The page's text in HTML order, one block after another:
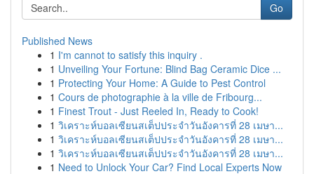
Go
Published News
1 I'm cannot to satisfy this inquiry .
1 Unveiling Your Fortune: Blind Bag Ceramic Dice ...
1 Protecting Your Home: A Guide to Pest Control
1 Cours de photographie à la ville de Fribourg...
1 Finest Trout - Just Reeled In, Ready to Cook!
1 วิเคราะห์บอลเซียนสเต็ปประจำวันอังคารที่ 28 เมษา...
1 วิเคราะห์บอลเซียนสเต็ปประจำวันอังคารที่ 28 เมษา...
1 วิเคราะห์บอลเซียนสเต็ปประจำวันอังคารที่ 28 เมษา...
1 Need to Unlock Your Car? Find Local Experts Now